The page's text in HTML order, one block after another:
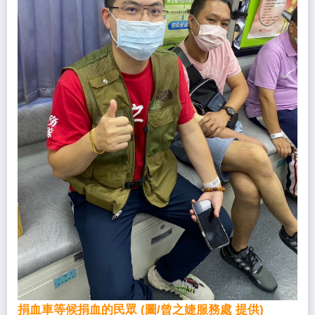
捐血車等候捐血的民眾 (圖/曾之婕服務處 提供)